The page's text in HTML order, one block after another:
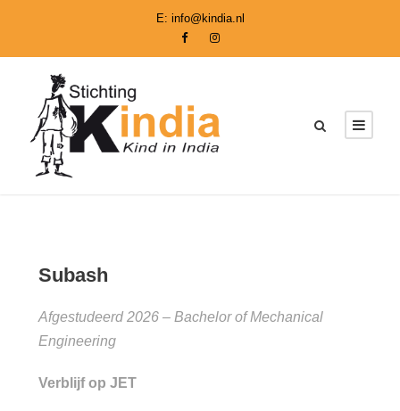
E: info@kindia.nl
Subash
Afgestudeerd 2026 – Bachelor of Mechanical
Engineering
Verblijf op JET